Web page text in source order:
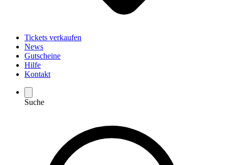
Tickets verkaufen
News
Gutscheine
Hilfe
Kontakt
Suche